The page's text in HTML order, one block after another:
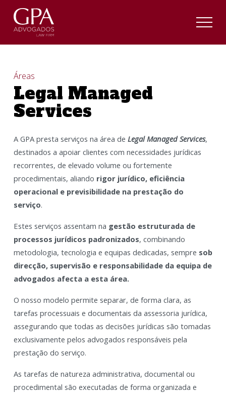
Áreas
Legal Managed
Services
A GPA presta serviços na área de Legal Managed Services,
destinados a apoiar clientes com necessidades jurídicas
recorrentes, de elevado volume ou fortemente
procedimentais, aliando rigor jurídico, eficiência
operacional e previsibilidade na prestação do
serviço.
Estes serviços assentam na gestão estruturada de
processos jurídicos padronizados, combinando
metodologia, tecnologia e equipas dedicadas, sempre sob
direcção, supervisão e responsabilidade da equipa de
advogados afecta a esta área.
O nosso modelo permite separar, de forma clara, as
tarefas processuais e documentais da assessoria jurídica,
assegurando que todas as decisões jurídicas são tomadas
exclusivamente pelos advogados responsáveis pela
prestação do serviço.
As tarefas de natureza administrativa, documental ou
procedimental são executadas de forma organizada e